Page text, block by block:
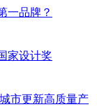
一品牌？
家设计奖
市更新高质量产